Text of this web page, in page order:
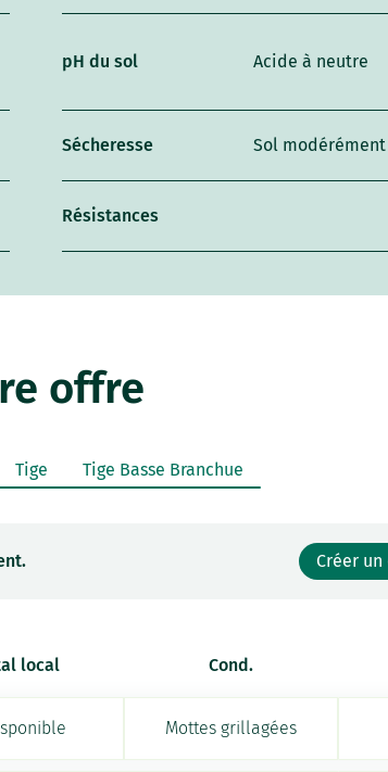
pH du sol Acide à neutre
Sécheresse Sol modérément
Résistances
offre
Tige Tige Basse Branchue
Créer
local Cond.
Mottes grillagées